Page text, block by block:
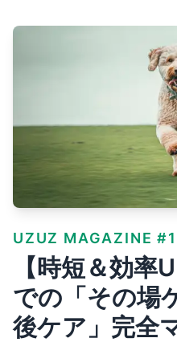
UZUZ MAGAZINE
【時短＆効率
での「その場
後ケア」完全